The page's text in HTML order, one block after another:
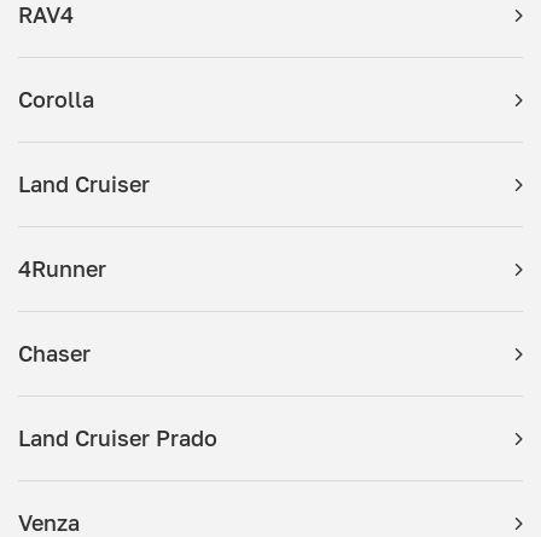
RAV4
Corolla
Land Cruiser
4Runner
Chaser
Land Cruiser Prado
Venza